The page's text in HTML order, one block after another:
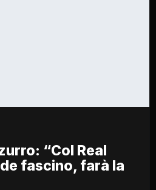
“Col Real
fascino, farà la